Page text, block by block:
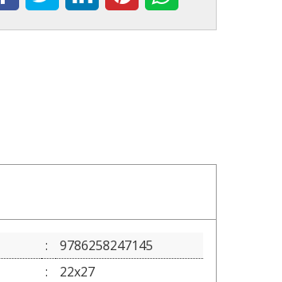
:
9786258247145
:
22x27